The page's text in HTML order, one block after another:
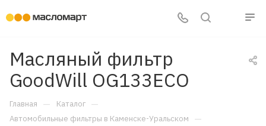
Масляный фильтр
GoodWill OG133ECO
Главная — Каталог —
Автомобильные фильтры в Каменске-Уральском —